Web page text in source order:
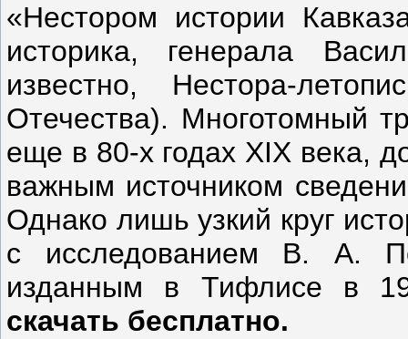
«Нестором истории
историка, генерала
известно, Нестора-
Отечества). Многотомный
еще в 80-х годах XIX века,
важным источником
Однако лишь узкий круг
с исследованием В. А.
изданным в Тифлисе в
скачать бесплатно.